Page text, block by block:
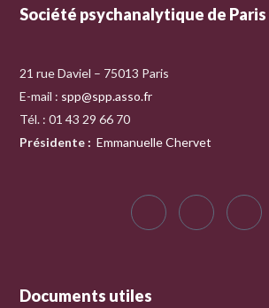
Société psychanalytique de Paris
21 rue Daviel – 75013 Paris
E-mail : spp@spp.asso.fr
Tél. : 01 43 29 66 70
Présidente : Emmanuelle Chervet
Documents utiles